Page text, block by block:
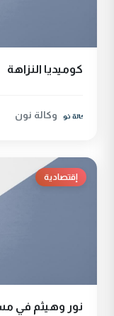
كوميديا النزاهة
وكالة نون
إقتصادية
نور وهيثم في